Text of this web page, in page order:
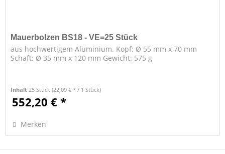
Mauerbolzen BS18 - VE=25 Stück
aus hochwertigem Aluminium. Kopf: Ø 55 mm x 70 mm
Schaft: Ø 35 mm x 120 mm Gewicht: 575 g
Inhalt25 Stück(22,09 € * / 1 Stück)
552,20 € *
Merken